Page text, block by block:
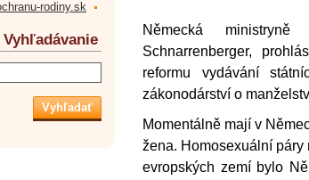
Německá ministryně
Schnarrenberger,
reformu vydávání
zákonodárství o
Momentálně mají v
žena. Homosexuální páry
evropských zemí bylo
rodiny.sk
Vyhľadávanie